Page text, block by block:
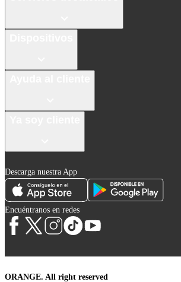
Descarga nuestra App
Encuéntranos en redes
ORANGE. All right reserved